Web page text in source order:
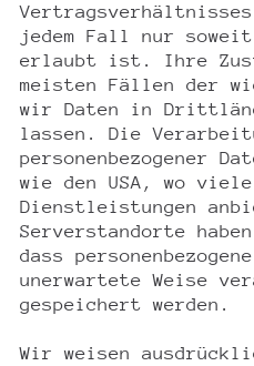
jedem Fall nur
erlaubt ist. Ihre
meisten Fällen der
wir Daten in
lassen. Die
personenbezogener
wie den USA, wo
Dienstleistungen
Serverstandorte
dass
unerwartete Weise
gespeichert werden.
Wir weisen